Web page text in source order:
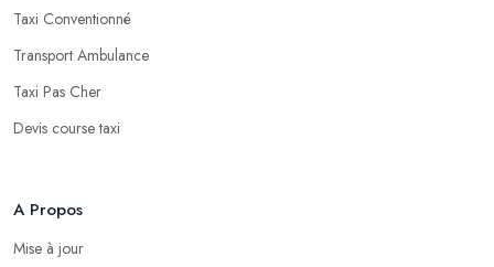
Taxi Conventionné
Transport Ambulance
Taxi Pas Cher
Devis course taxi
A Propos
Mise à jour